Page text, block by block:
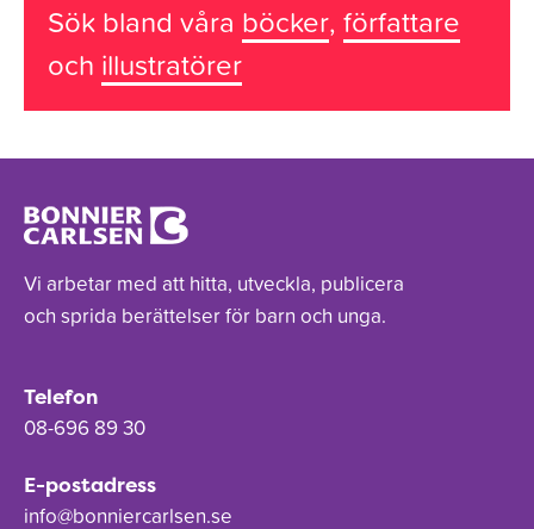
Sök bland våra böcker, författare
och illustratörer
Vi arbetar med att hitta, utveckla, publicera
och sprida berättelser för barn och unga.
Telefon
08-696 89 30
E-postadress
info@bonniercarlsen.se